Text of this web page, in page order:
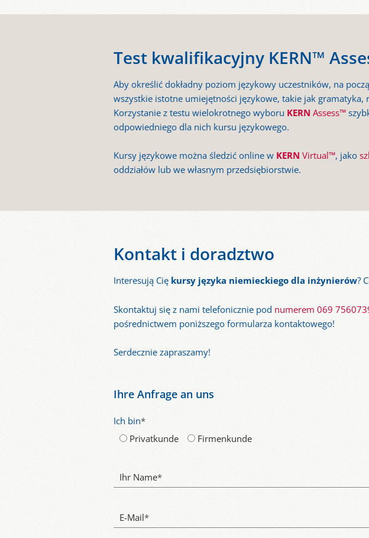
Test kwalifikacyjny KERN™
Aby określić dokładny poziom językowy uczestników, na
wszystkie istotne umiejętności językowe, takie jak
Korzystanie z testu wielokrotnego wyboru KERN Assess™
odpowiedniego dla nich kursu językowego.
Kursy językowe można śledzić online w KERN Virtual™, jako
oddziałów lub we własnym przedsiębiorstwie.
Kontakt i doradztwo
Interesują Cię kursy języka niemieckiego dla inżynierów?
Skontaktuj się z nami telefonicznie pod numerem 069
pośrednictwem poniższego formularza kontaktowego!
Serdecznie zapraszamy!
Ihre Anfrage an uns
Ich bin*
Privatkunde
Firmenkunde
Ihr Name*
E-Mail*